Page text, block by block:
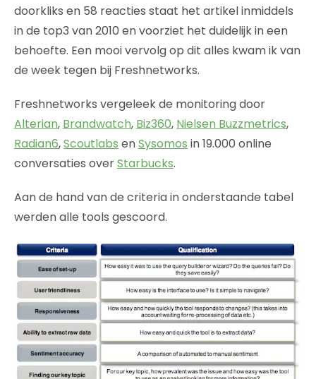
doorkliks en 58 reacties staat het artikel inmiddels
in de top3 van 2010 en voorziet het duidelijk in een
behoefte. Een mooi vervolg op dit alles kwam ik van
de week tegen bij Freshnetworks.
Freshnetworks vergeleek de monitoring door
Alterian, Brandwatch, Biz360, Nielsen Buzzmetrics,
Radian6,Scoutlabs enSysomos in 19.000 online
conversaties overStarbucks.
Aan de hand van de criteria in onderstaande tabel
werden alle tools gescoord.